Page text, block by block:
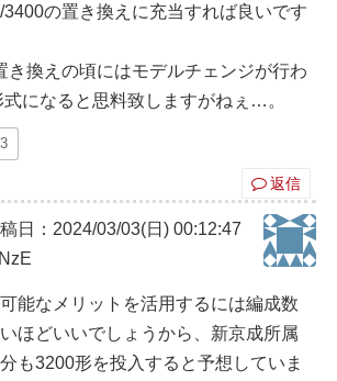
の置き換えに充当すれば良いです
き換えの頃にはモデルチェンジが行わ
式になると思料致しますがねぇ…。
返信
日：2024/03/03(日) 00:12:47
能なメリットを活用するには編成数
ほどいいでしょうから、新京成所属
も3200形を投入すると予想していま